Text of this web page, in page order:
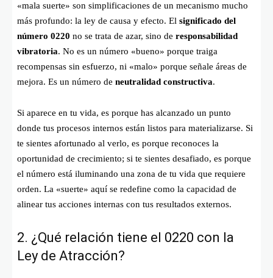
«mala suerte» son simplificaciones de un mecanismo mucho
más profundo: la ley de causa y efecto. El significado del
número 0220 no se trata de azar, sino de responsabilidad
vibratoria. No es un número «bueno» porque traiga
recompensas sin esfuerzo, ni «malo» porque señale áreas de
mejora. Es un número de neutralidad constructiva.
Si aparece en tu vida, es porque has alcanzado un punto
donde tus procesos internos están listos para materializarse. Si
te sientes afortunado al verlo, es porque reconoces la
oportunidad de crecimiento; si te sientes desafiado, es porque
el número está iluminando una zona de tu vida que requiere
orden. La «suerte» aquí se redefine como la capacidad de
alinear tus acciones internas con tus resultados externos.
2. ¿Qué relación tiene el 0220 con la
Ley de Atracción?